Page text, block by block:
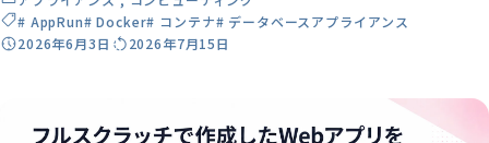
# AppRun# Docker# コンテナ# データベースアプライアンス
2026年6月3日
2026年7月15日